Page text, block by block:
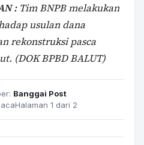
: Tim BNPB melakukan
usulan dana
rekonstruksi pasca
(DOK BPBD BALUT)
Banggai Post
Halaman 1 dari 2